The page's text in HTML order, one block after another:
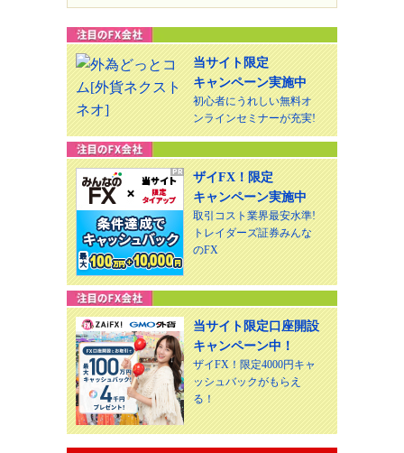
当サイト限定
キャンペーン実施中
初心者にうれしい無料オ
ンラインセミナーが充実!
ザイFX！限定
キャンペーン実施中
取引コスト業界最安水準!
トレイダーズ証券みんな
のFX
当サイト限定口座開設
キャンペーン中！
ザイFX！限定4000円キャ
ッシュバックがもらえ
る！